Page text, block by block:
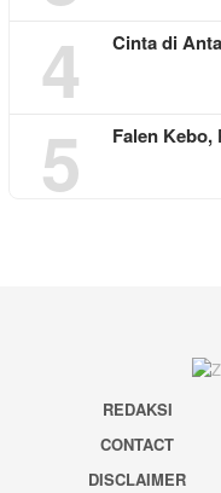
4 Cinta di
5 Falen
REDAKSI
CONTACT
DISCLAIMER